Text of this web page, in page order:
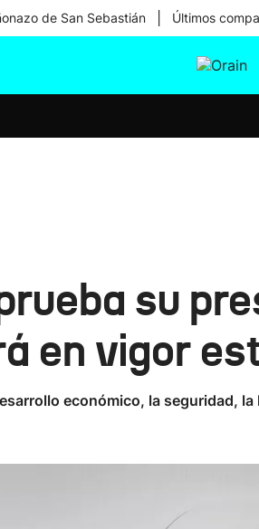
de San Sebastián Últimos
su
en vigor
económico, la seguridad,